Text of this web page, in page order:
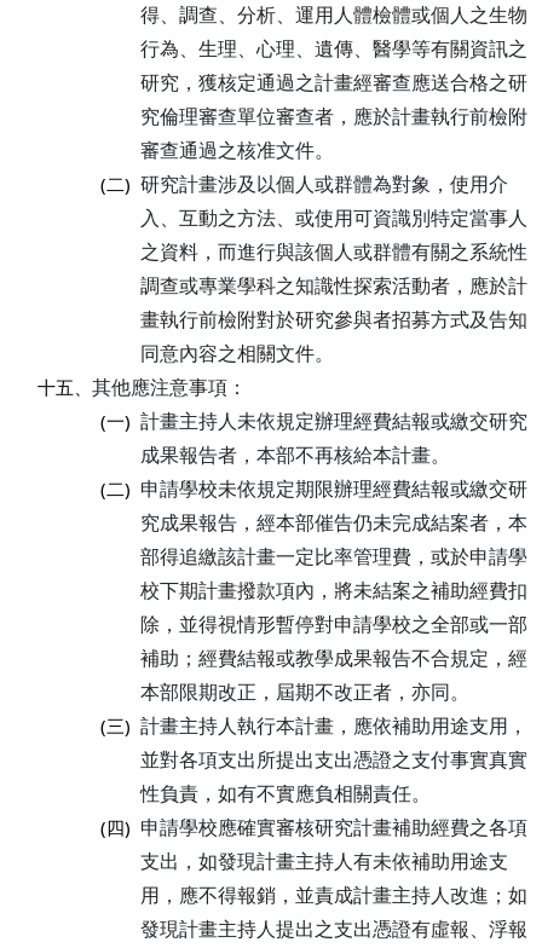
得、調查、分析、運用人體檢體或個人之生物
行為、生理、心理、遺傳、醫學等有關資訊之
研究，獲核定通過之計畫經審查應送合格之研
究倫理審查單位審查者，應於計畫執行前檢附
審查通過之核准文件。
(二) 研究計畫涉及以個人或群體為對象，使用介
入、互動之方法、或使用可資識別特定當事人
之資料，而進行與該個人或群體有關之系統性
調查或專業學科之知識性探索活動者，應於計
畫執行前檢附對於研究參與者招募方式及告知
同意內容之相關文件。
十五、 其他應注意事項：
(一) 計畫主持人未依規定辦理經費結報或繳交研究
成果報告者，本部不再核給本計畫。
(二) 申請學校未依規定期限辦理經費結報或繳交研
究成果報告，經本部催告仍未完成結案者，本
部得追繳該計畫一定比率管理費，或於申請學
校下期計畫撥款項內，將未結案之補助經費扣
除，並得視情形暫停對申請學校之全部或一部
補助；經費結報或教學成果報告不合規定，經
本部限期改正，屆期不改正者，亦同。
(三) 計畫主持人執行本計畫，應依補助用途支用，
並對各項支出所提出支出憑證之支付事實真實
性負責，如有不實應負相關責任。
(四) 申請學校應確實審核研究計畫補助經費之各項
支出，如發現計畫主持人有未依補助用途支
用，應不得報銷，並責成計畫主持人改進；如
發現計畫主持人提出之支出憑證有虛報、浮報